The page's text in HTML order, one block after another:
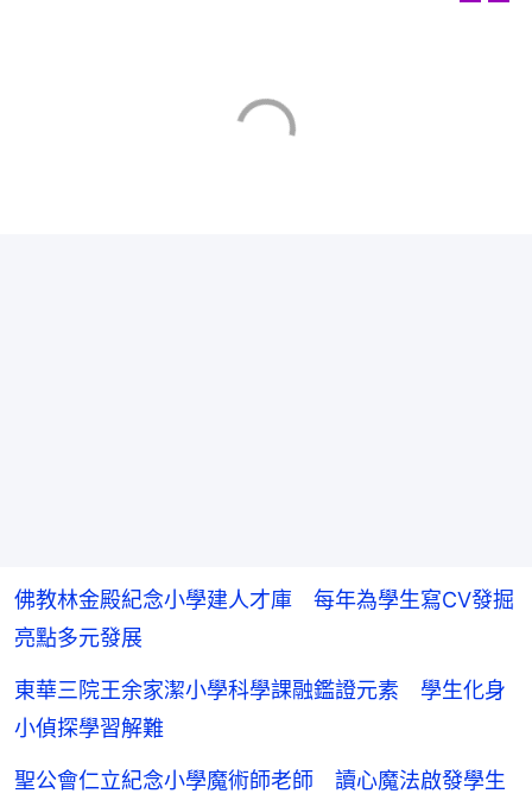
佛教林金殿紀念小學建人才庫 每年為學生寫CV發掘
亮點多元發展
東華三院王余家潔小學科學課融鑑證元素 學生化身
小偵探學習解難
聖公會仁立紀念小學魔術師老師 讀心魔法啟發學生